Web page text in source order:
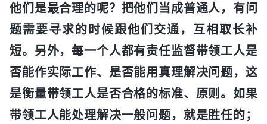
他们是最合理的呢？把他们当成普通人，有问
题需要寻求的时候跟他们交通，互相取长补
短。另外，每一个人都有责任监督带领工人是
否能作实际工作、是否能用真理解决问题，这
是衡量带领工人是否合格的标准、原则。如果
带领工人能处理解决一般问题，就是胜任的；